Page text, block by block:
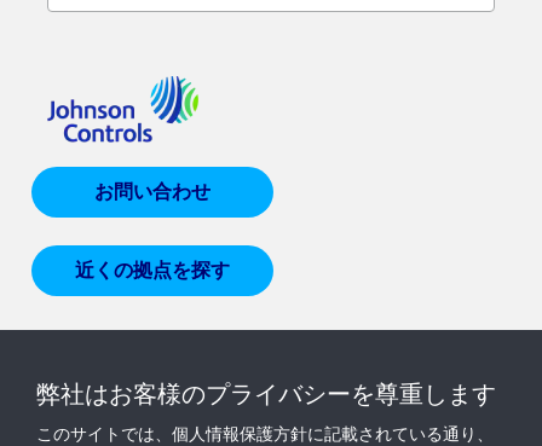
お問い合わせ
近くの拠点を探す
サービス＆サポート
弊社はお客様のプライバシーを尊重します
このサイトでは、個人情報保護方針に記載されている通り、